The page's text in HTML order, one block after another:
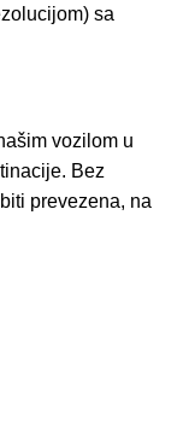
sa
vozilom u
Bez
prevezena, na